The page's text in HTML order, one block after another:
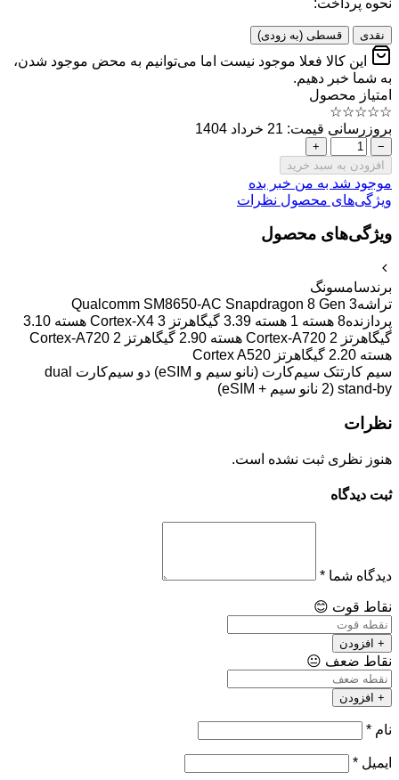
نقدی قسطی (به زودی)
این کالا فعلا موجود نیست اما می‌توانیم به محض موجود شدن،
به شما خبر دهیم.
امتیاز محصول
☆
☆
☆
☆
☆
بروزرسانی قیمت: 21 خرداد 1404
−
+
افزودن به سبد خرید
موجود شد به من خبر بده
ویژگی‌های محصول نظرات
ویژگی‌های محصول
برندسامسونگ
تراشهQualcomm SM8650-AC Snapdragon 8 Gen 3
پردازنده
8 هسته 1 هسته 3.39 گیگاهرتز Cortex-X4 3 هسته 3.10
گیگاهرتز Cortex-A720 2 هسته 2.90 گیگاهرتز Cortex-A720 2
هسته 2.20 گیگاهرتز Cortex A520
سیم کارت
تک سیم‌کارت (نانو سیم و eSIM) دو سیم‌کارت dual
stand-by (2 نانو سیم + eSIM)
نظرات
هنوز نظری ثبت نشده است.
ثبت دیدگاه
دیدگاه شما *
نقاط قوت 😊
+ افزودن
نقاط ضعف 😐
+ افزودن
نام *
ایمیل *